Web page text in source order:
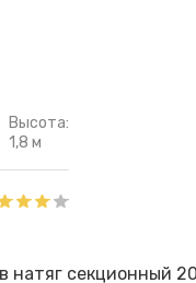
Высота:
1,8 м